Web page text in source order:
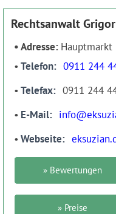
Rechtsanwalt
Adresse: Hauptmarkt
Telefon
0911 244
Telefax
0911 244
E-Mail
Webseite
» Bewertungen
» Preise